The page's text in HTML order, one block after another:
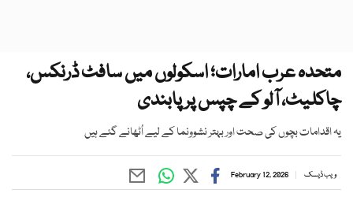
متحدہ عرب امارات؛ اسکولوں میں سافٹ ڈرنکس،
چاکلیٹ، آلو کے چپس پر پابندی
یہ اقدامات بچوں کی صحت اور بہتر نشوونما کے لیے اُٹھانے گئے ہیں
ویب ڈیسک February 12, 2026